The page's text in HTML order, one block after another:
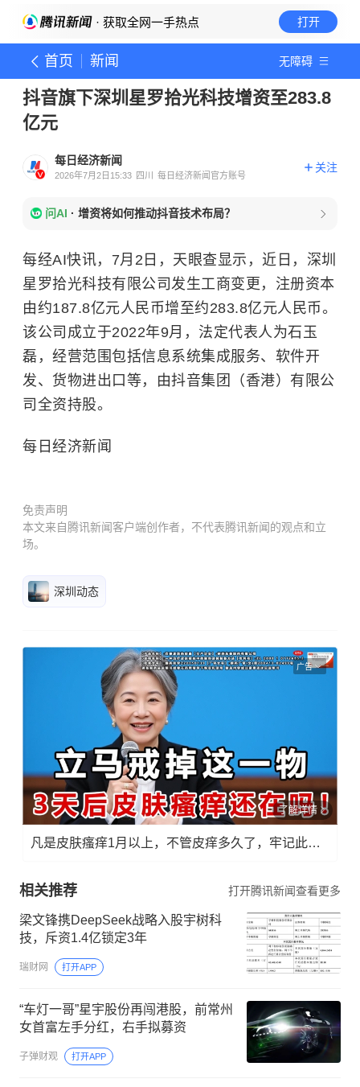
· 获取全网一手热点 打开
首页 新闻 无障碍
抖音旗下深圳星罗拾光科技增资至283.8
亿元
每日经济新闻
2026年7月2日15:33 四川 每日经济新闻官方账号
关注
问AI · 增资将如何推动抖音技术布局？
每经AI快讯，7月2日，天眼查显示，近日，深圳
星罗拾光科技有限公司发生工商变更，注册资本
由约187.8亿元人民币增至约283.8亿元人民币。
该公司成立于2022年9月，法定代表人为石玉
磊，经营范围包括信息系统集成服务、软件开
发、货物进出口等，由抖音集团（香港）有限公
司全资持股。
每日经济新闻
免责声明
本文来自腾讯新闻客户端创作者，不代表腾讯新闻的观点和立
场。
深圳动态
广告
了解详情
凡是皮肤瘙痒1月以上，不管皮痒多久了，牢记此法，快！准！狠！
相关推荐 打开腾讯新闻查看更多
梁文锋携DeepSeek战略入股宇树科
技，斥资1.4亿锁定3年
瑞财网 打开APP
“车灯一哥”星宇股份再闯港股，前常州
女首富左手分红，右手拟募资
子弹财观 打开APP